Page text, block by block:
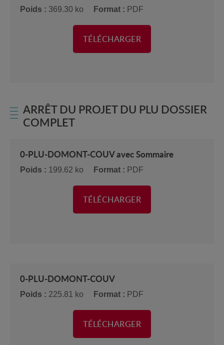
Poids : 369.30 ko Format : PDF
TÉLÉCHARGER
ARRÊT DU PROJET DU PLU DOSSIER
COMPLET
0-PLU-DOMONT-COUV avec Sommaire
Poids : 199.62 ko Format : PDF
TÉLÉCHARGER
0-PLU-DOMONT-COUV
Poids : 225.81 ko Format : PDF
TÉLÉCHARGER